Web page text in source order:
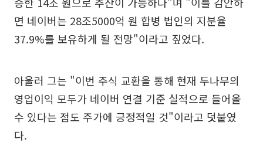
면 네이버는 28조5000억 원 합병 법인의 지분율
37.9%를 보유하게 될 전망"이라고 짚었다.
아울러 그는 "이번 주식 교환을 통해 현재 두나무의
영업이익 모두가 네이버 연결 기준 실적으로 들어올
수 있다는 점도 주가에 긍정적일 것"이라고 덧붙였
다.